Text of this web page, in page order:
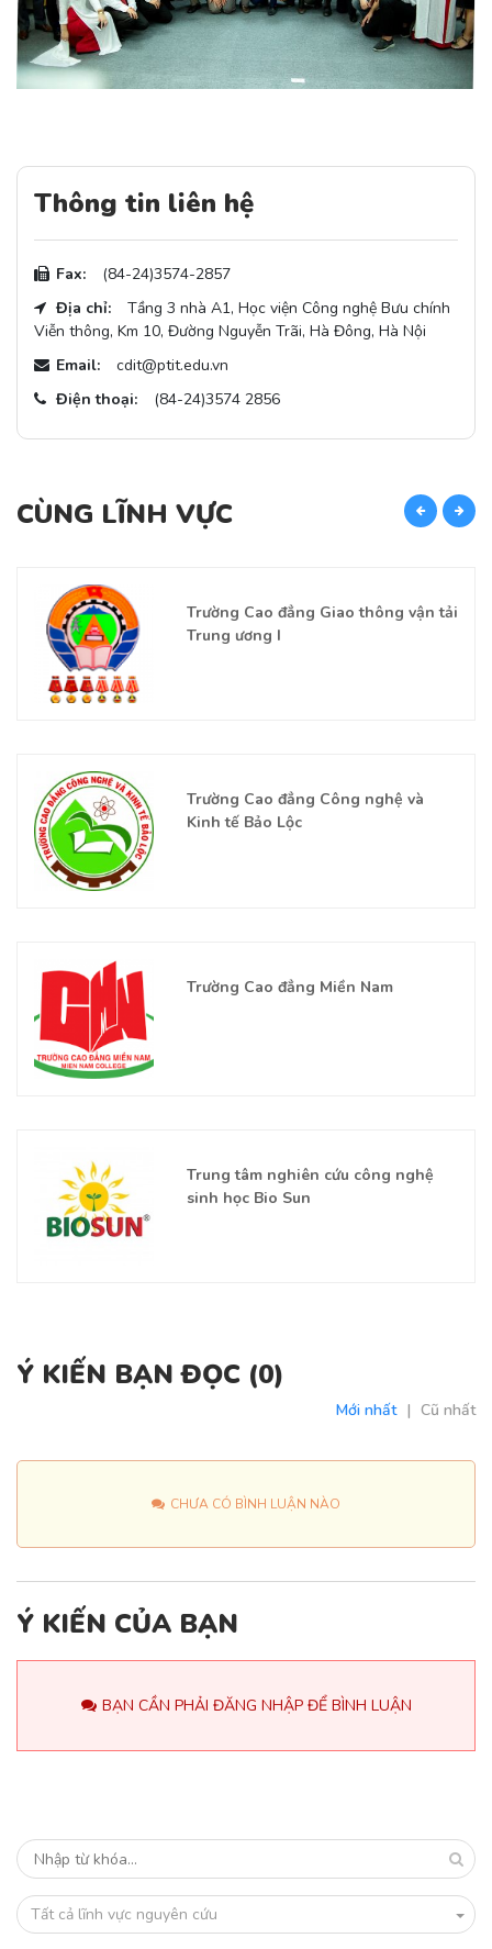
Thông tin liên hệ
Fax:
(84-24)3574-2857
Địa chỉ:
Tầng 3 nhà A1, Học viện Công nghệ Bưu chính
Viễn thông, Km 10, Đường Nguyễn Trãi, Hà Đông, Hà Nội
Email:
cdit@ptit.edu.vn
Điện thoại:
(84-24)3574 2856
CÙNG LĨNH VỰC
Trường Cao đẳng Giao thông vận tải
Trung ương I
Trường Cao đẳng Công nghệ và
Kinh tế Bảo Lộc
Trường Cao đẳng Miền Nam
Trung tâm nghiên cứu công nghệ
sinh học Bio Sun
Ý KIẾN BẠN ĐỌC (0)
Mới nhất | Cũ nhất
CHƯA CÓ BÌNH LUẬN NÀO
Ý KIẾN CỦA BẠN
BẠN CẦN PHẢI ĐĂNG NHẬP ĐỂ BÌNH LUẬN
Tất cả lĩnh vực nguyên cứu